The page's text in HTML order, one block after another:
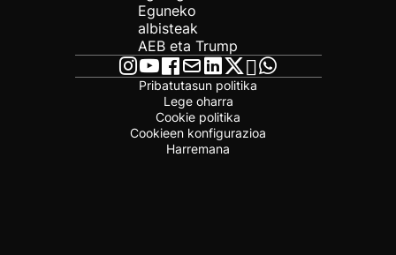
Eguneko
albisteak
AEB eta Trump
Pribatutasun politika
Lege oharra
Cookie politika
Cookieen konfigurazioa
Harremana